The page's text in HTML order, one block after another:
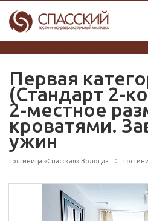
Первая
(Стандарт 2-
2-местное
кроватями.
ужин
Гостиница «Спасская» Вологда